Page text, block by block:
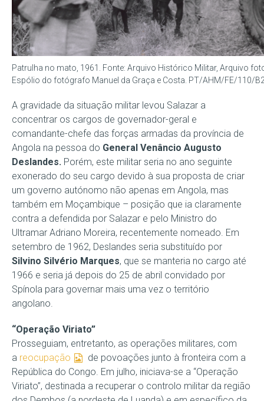
Patrulha no mato, 1961. Fonte: Arquivo Histórico Militar, Arquivo
Espólio do fotógrafo Manuel da Graça e Costa. PT/AHM/FE/110/
A gravidade da situação militar levou Salazar a
concentrar os cargos de governador-geral e
comandante-chefe das forças armadas da província de
Angola na pessoa do General Venâncio Augusto
Deslandes. Porém, este militar seria no ano seguinte
exonerado do seu cargo devido à sua proposta de criar
um governo autónomo não apenas em Angola, mas
também em Moçambique – posição que ia claramente
contra a defendida por Salazar e pelo Ministro do
Ultramar Adriano Moreira, recentemente nomeado. Em
setembro de 1962, Deslandes seria substituído por
Silvino Silvério Marques, que se manteria no cargo até
1966 e seria já depois do 25 de abril convidado por
Spínola para governar mais uma vez o território
angolano.
“Operação Viriato”
Prosseguiam, entretanto, as operações militares, com
a reocupação
de povoações junto à fronteira com a
República do Congo. Em julho, iniciava-se a “Operação
Viriato”, destinada a recuperar o controlo militar da região